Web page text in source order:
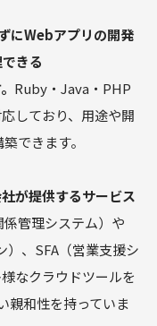
にWebアプリの開発
きる
Ruby・Java・PHP
しており、用途や開
できます。
が提供するサービス
管理システム）や
）、SFA（営業支援シ
なクラウドツールを
親和性を持っていま